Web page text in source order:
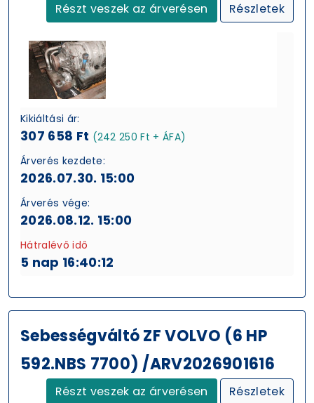
Részt veszek az árverésen Részletek
Kikiáltási ár:
307 658 Ft (242 250 Ft + ÁFA)
Árverés kezdete:
2026.07.30. 15:00
Árverés vége:
2026.08.12. 15:00
Hátralévő idő
5 nap 16:40:11
Sebességváltó ZF VOLVO (6 HP
592.NBS 7700) /ARV2026901616
Részt veszek az árverésen Részletek